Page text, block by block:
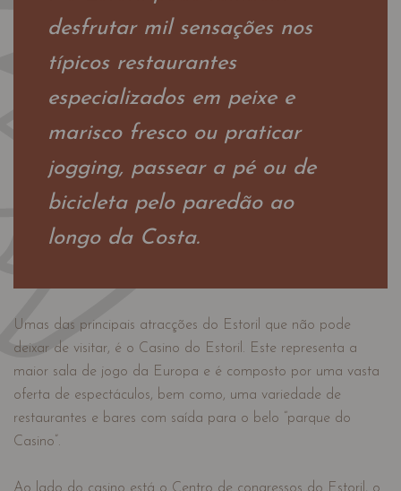
desfrutar mil sensações nos
típicos restaurantes
especializados em peixe e
marisco fresco ou praticar
jogging, passear a pé ou de
bicicleta pelo paredão ao
longo da Costa.
Umas das principais atracções do Estoril que não pode
deixar de visitar, é o Casino do Estoril. Este representa a
maior sala de jogo da Europa e é composto por uma vasta
oferta de espectáculos, bem como, uma variedade de
restaurantes e bares com saída para o belo “parque do
Casino”.
Ao lado do casino está o Centro de congressos do Estoril, o